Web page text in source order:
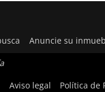
Anuncie su
Aviso legal Política de